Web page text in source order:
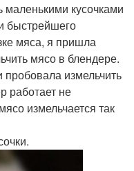
кусочками
быстрейшего
мяса, я пришла
мясо в блендере.
измельчить
работает не
измельчается так